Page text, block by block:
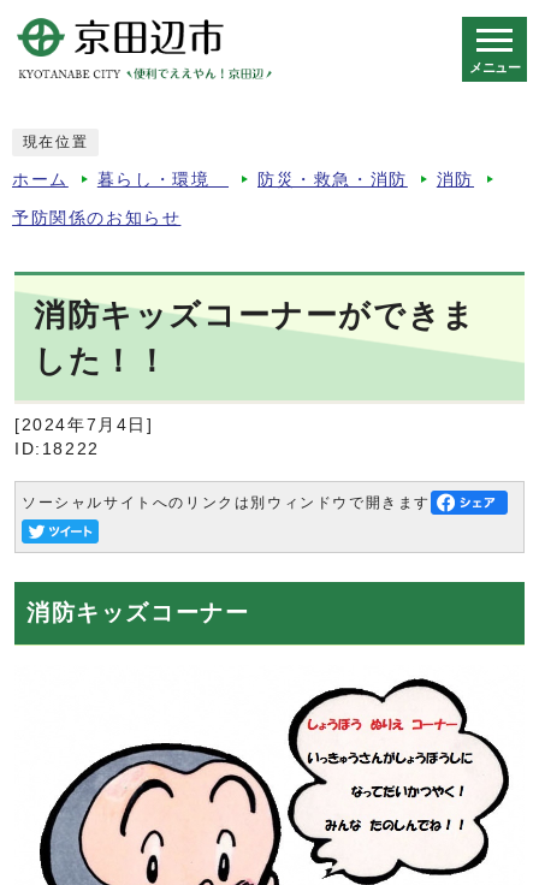
メニュー
現在位置
ホーム 暮らし・環境 防災・救急・消防 消防
予防関係のお知らせ
消防キッズコーナーができま
した！！
[2024年7月4日]
ID:18222
ソーシャルサイトへのリンクは別ウィンドウで開きます
消防キッズコーナー